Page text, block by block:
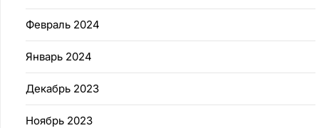
Февраль 2024
Январь 2024
Декабрь 2023
Ноябрь 2023